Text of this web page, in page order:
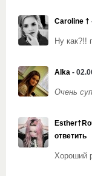
Caroline †
Ну как?!!
Alka -
Очень
ответить
Хороший